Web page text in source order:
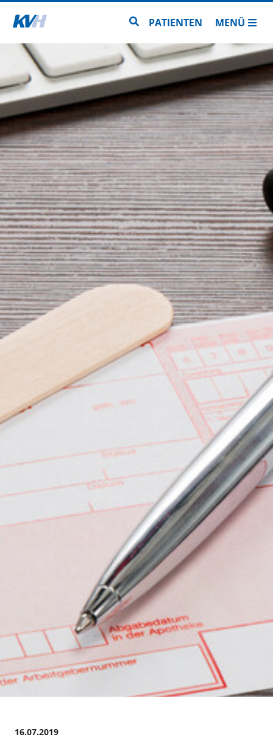
Zur Startseite Zur Seitensuche
PATIENTEN MENÜ
16.07.2019